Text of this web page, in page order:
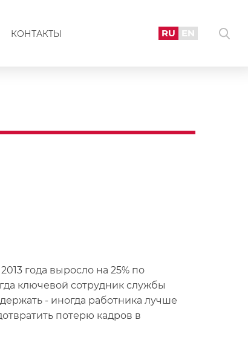
КОНТАКТЫ RU EN
года выросло на 25% по
ключевой сотрудник службы
- иногда работника лучше
потерю кадров в